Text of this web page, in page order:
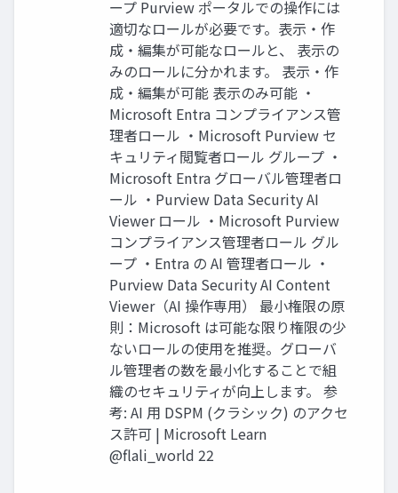
ープ Purview ポータルでの操作には
適切なロールが必要です。表示・作
成・編集が可能なロールと、 表示の
みのロールに分かれます。 表示・作
成・編集が可能 表示のみ可能 ・
Microsoft Entra コンプライアンス管
理者ロール ・Microsoft Purview セ
キュリティ閲覧者ロール グループ ・
Microsoft Entra グローバル管理者ロ
ール ・Purview Data Security AI
Viewer ロール ・Microsoft Purview
コンプライアンス管理者ロール グル
ープ ・Entra の AI 管理者ロール ・
Purview Data Security AI Content
Viewer（AI 操作専用） 最小権限の原
則：Microsoft は可能な限り権限の少
ないロールの使用を推奨。グローバ
ル管理者の数を最小化することで組
織のセキュリティが向上します。 参
考: AI 用 DSPM (クラシック) のアクセ
ス許可 | Microsoft Learn
@flali_world 22